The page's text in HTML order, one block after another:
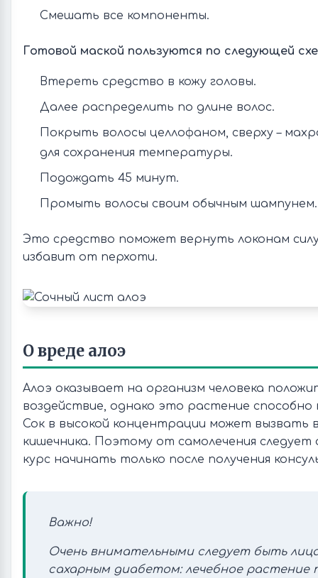
Смешать все компоненты.
Готовой маской пользуются по следующей
Втереть средство в кожу головы.
Далее распределить по длине волос.
Покрыть волосы целлофаном, сверху –
для сохранения температуры.
Подождать 45 минут.
Промыть волосы своим обычным шампунем.
Это средство поможет вернуть локонам силу
избавит от перхоти.
О вреде алоэ
Алоэ оказывает на организм человека
воздействие, однако это растение способно
Сок в высокой концентрации может вызвать
кишечника. Поэтому от самолечения следует
курс начинать только после получения
Важно!
Очень внимательными следует быть
сахарным диабетом: лечебное растение